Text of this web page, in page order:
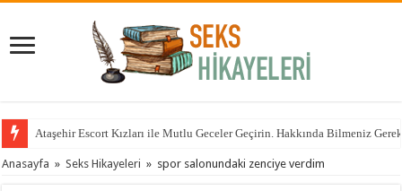
Ataşehir Escort Kızları ile Mutlu Geceler Geçirin. Hakkında Bilmeniz
Anasayfa » Seks Hikayeleri » spor salonundaki zenciye verdim